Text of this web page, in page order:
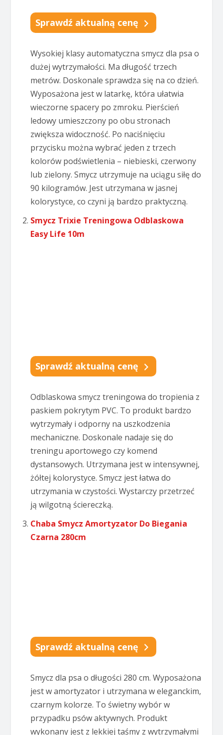
Sprawdź aktualną cenę
Wysokiej klasy automatyczna smycz dla psa o
dużej wytrzymałości. Ma długość trzech
metrów. Doskonale sprawdza się na co dzień.
Wyposażona jest w latarkę, która ułatwia
wieczorne spacery po zmroku. Pierścień
ledowy umieszczony po obu stronach
zwiększa widoczność. Po naciśnięciu
przycisku można wybrać jeden z trzech
kolorów podświetlenia – niebieski, czerwony
lub zielony. Smycz utrzymuje na uciągu siłę do
90 kilogramów. Jest utrzymana w jasnej
kolorystyce, co czyni ją bardzo praktyczną.
Smycz Trixie Treningowa Odblaskowa
Easy Life 10m
Sprawdź aktualną cenę
Odblaskowa smycz treningowa do tropienia z
paskiem pokrytym PVC. To produkt bardzo
wytrzymały i odporny na uszkodzenia
mechaniczne. Doskonale nadaje się do
treningu aportowego czy komend
dystansowych. Utrzymana jest w intensywnej,
żółtej kolorystyce. Smycz jest łatwa do
utrzymania w czystości. Wystarczy przetrzeć
ją wilgotną ściereczką.
Chaba Smycz Amortyzator Do Biegania
Czarna 280cm
Sprawdź aktualną cenę
Smycz dla psa o długości 280 cm. Wyposażona
jest w amortyzator i utrzymana w eleganckim,
czarnym kolorze. To świetny wybór w
przypadku psów aktywnych. Produkt
wykonany jest z lekkiej taśmy z wytrzymałymi